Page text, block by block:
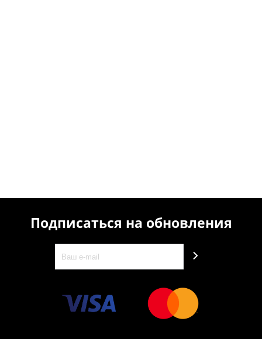
Подписаться на обновления